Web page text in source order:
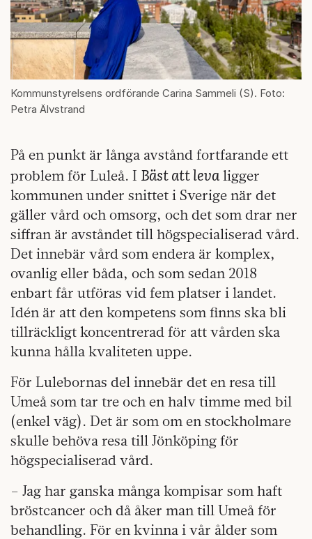
Kommunstyrelsens ordförande Carina Sammeli (S). Foto:
Petra Älvstrand
På en punkt är långa avstånd fortfarande ett
problem för Luleå. I Bäst att leva ligger
kommunen under snittet i Sverige när det
gäller vård och omsorg, och det som drar ner
siffran är avståndet till högspecialiserad vård.
Det innebär vård som endera är komplex,
ovanlig eller båda, och som sedan 2018
enbart får utföras vid fem platser i landet.
Idén är att den kompetens som finns ska bli
tillräckligt koncentrerad för att vården ska
kunna hålla kvaliteten uppe.
För Lulebornas del innebär det en resa till
Umeå som tar tre och en halv timme med bil
(enkel väg). Det är som om en stockholmare
skulle behöva resa till Jönköping för
högspecialiserad vård.
– Jag har ganska många kompisar som haft
bröstcancer och då åker man till Umeå för
behandling. För en kvinna i vår ålder som